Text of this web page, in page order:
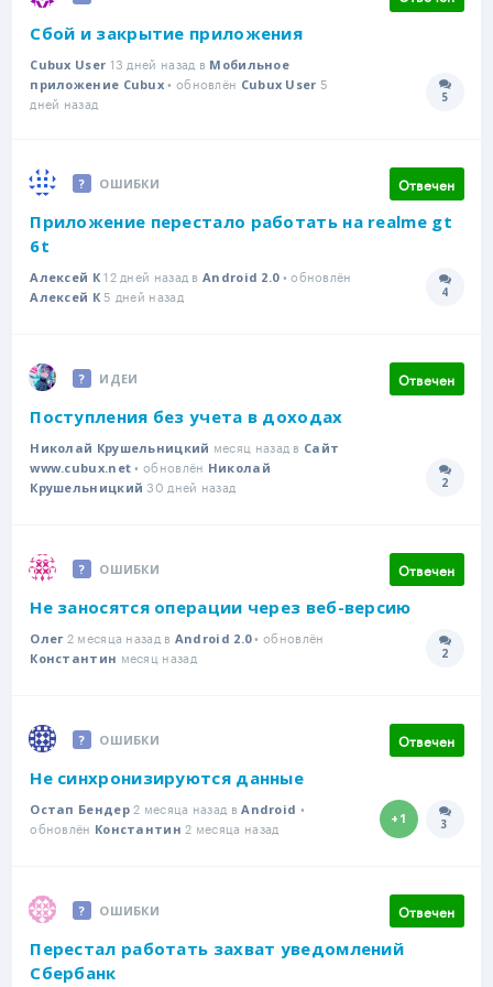
Сбой и закрытие приложения
Cubux User 13 дней назад в Мобильное
приложение Cubux • обновлён Cubux User 5
дней назад
5
ОШИБКИ Отвечен
Приложение перестало работать на realme gt
6t
Алексей К12 дней назад вAndroid 2.0• обновлён
Алексей К5 дней назад 4
ИДЕИ Отвечен
Поступления без учета в доходах
Николай Крушельницкий месяц назад в Сайт
www.cubux.net • обновлён Николай
Крушельницкий 30 дней назад 2
ОШИБКИ Отвечен
Не заносятся операции через веб-версию
Олег2 месяца назад в Android 2.0• обновлён
Константин месяц назад 2
ОШИБКИ Отвечен
Не синхронизируются данные
Остап Бендер2 месяца назад вAndroid •
обновлён Константин 2 месяца назад +1 3
ОШИБКИ Отвечен
Перестал работать захват уведомлений
Сбербанк